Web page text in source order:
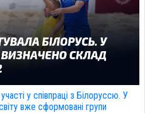
у співпраці з Білоруссю. У
вже сформовані групи